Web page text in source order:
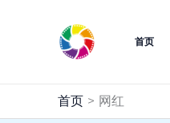
首页
首页 网红